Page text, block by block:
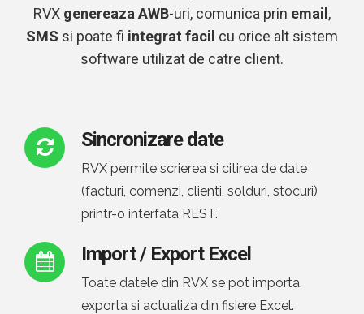
RVX genereaza AWB-uri, comunica prin email ,
SMS si poate fi integrat facil cu orice alt sistem
software utilizat de catre client.
Sincronizare date
RVX permite scrierea si citirea de date
(facturi, comenzi, clienti, solduri, stocuri)
printr-o interfata REST.
Import / Export Excel
Toate datele din RVX se pot importa,
exporta si actualiza din fisiere Excel.